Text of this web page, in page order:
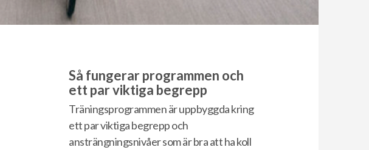
Så fungerar programmen och
ett par viktiga begrepp
Träningsprogrammen är uppbyggda kring
ett par viktiga begrepp och
ansträngningsnivåer som är bra att ha koll